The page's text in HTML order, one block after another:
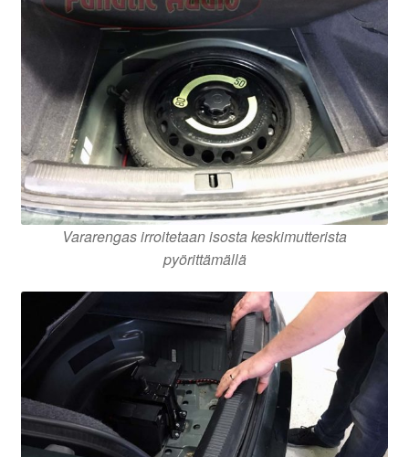
Vararengas irroitetaan isosta keskimutterista
pyörittämällä